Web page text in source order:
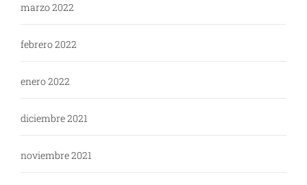
marzo 2022
febrero 2022
enero 2022
diciembre 2021
noviembre 2021